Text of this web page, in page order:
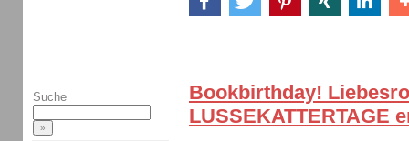
Bookbirthday!
LUSSEKATTERTAGE
Suche